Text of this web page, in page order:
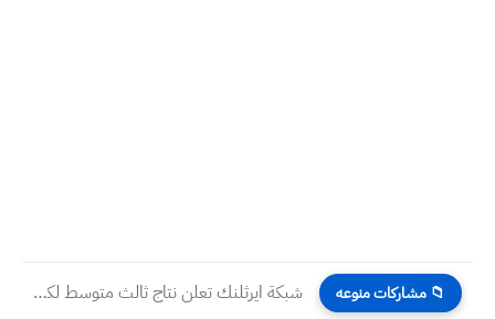
📁 مشاركات منوعه شبكة ايرثلنك تعلن نتاج ثالث متوسط لكل المحافظات 2023 عن...